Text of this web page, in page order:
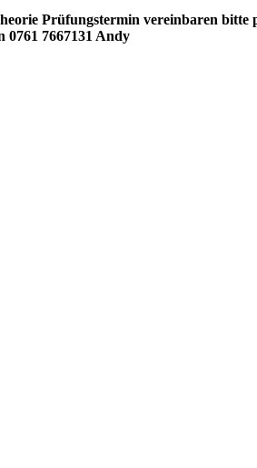
Prüfungstermin vereinbaren bitte
0761 7667131 Andy